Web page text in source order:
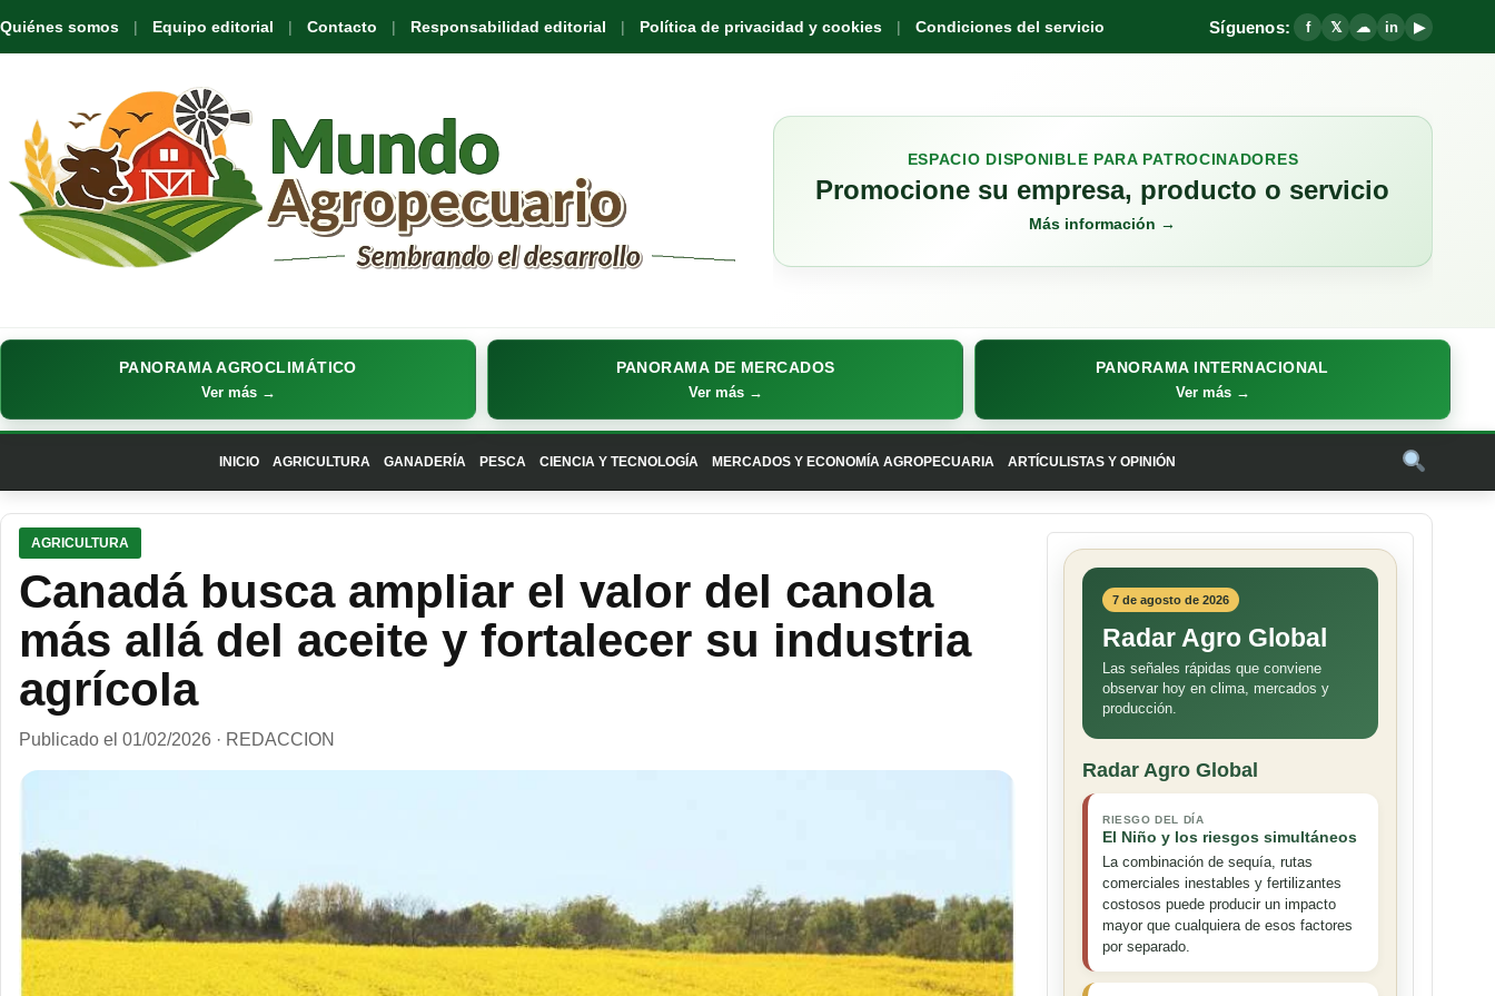
Quiénes somos Equipo editorial Contacto Responsabilidad editorial Política de privacidad y cookies Condiciones del servicio Síguenos: f 𝕏 ☁ in ▶
ESPACIO DISPONIBLE PARA PATROCINADORES
Promocione su empresa, producto o servicio
Más información →
PANORAMA AGROCLIMÁTICO
Ver más →
PANORAMA DE MERCADOS
Ver más →
PANORAMA INTERNACIONAL
Ver más →
INICIO AGRICULTURA GANADERÍA PESCA CIENCIA Y TECNOLOGÍA MERCADOS Y ECONOMÍA AGROPECUARIA ARTÍCULISTAS Y OPINIÓN
AGRICULTURA
Canadá busca ampliar el valor del canola
más allá del aceite y fortalecer su industria
agrícola
Publicado el 01/02/2026 · REDACCION
7 de agosto de 2026
Radar Agro Global
Las señales rápidas que conviene
observar hoy en clima, mercados y
producción.
Radar Agro Global
RIESGO DEL DÍA
El Niño y los riesgos simultáneos
La combinación de sequía, rutas
comerciales inestables y fertilizantes
costosos puede producir un impacto
mayor que cualquiera de esos factores
por separado.